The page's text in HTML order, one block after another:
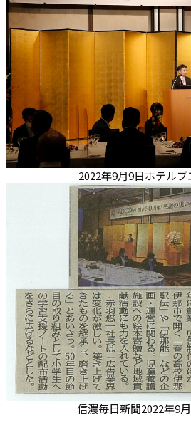
2022年9月9日ホテルブ
信濃毎日新聞2022年9